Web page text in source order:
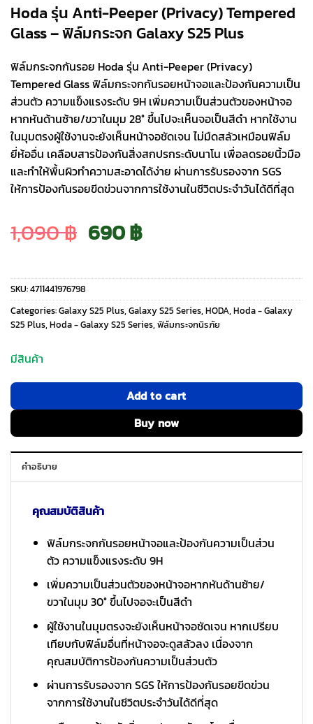
Hoda รุ่น Anti-Peeper (Privacy) Tempered
Glass – ฟิล์มกระจก Galaxy S25 Plus
ฟิล์มกระจกกันรอย Hoda รุ่น Anti-Peeper (Privacy)
Tempered Glass ฟิล์มกระจกกันรอยหน้าจอและป้องกันความเป็น
ส่วนตัว ความแข็งแรงระดับ 9H เพิ่มความเป็นส่วนตัวของหน้าจอ
หากหันด้านซ้าย/ขวาในมุม 28° ขึ้นไปจะเห็นจอเป็นสีดำ หากใช้งาน
ในมุมตรงผู้ใช้งานจะยังเห็นหน้าจอชัดเจน ไม่มืดสลัวเหมือนฟิล์ม
ยี่ห้ออื่น เคลือบสารป้องกันสิ่งสกปรกระดับนาโน เพื่อลดรอยนิ้วมือ
และทำให้พื้นผิวทำความสะอาดได้ง่าย ผ่านการรับรองจาก SGS
ให้การป้องกันรอยขีดข่วนจากการใช้งานในชีวิตประจำวันได้ดีที่สุด
1,090฿ Original
price
was:
690฿Current
price
is:
SKU:4711441976798
Categories:Galaxy S25 Plus, Galaxy S25 Series, HODA, Hoda - Galaxy
S25 Plus, Hoda - Galaxy S25 Series, ฟิล์มกระจกนิรภัย
มีสินค้า
Add to cart
Buy now
คำอธิบาย
คุณสมบัติสินค้า
ฟิล์มกระจกกันรอยหน้าจอและป้องกันความเป็นส่วน
ตัว ความแข็งแรงระดับ 9H
เพิ่มความเป็นส่วนตัวของหน้าจอหากหันด้านซ้าย/
ขวาในมุม 30° ขึ้นไปจอจะเป็นสีดำ
ผู้ใช้งานในมุมตรงจะยังเห็นหน้าจอชัดเจน หากเปรียบ
เทียบกับฟิล์มอื่นที่หน้าจอจะดูสลัวลง เนื่องจาก
คุณสมบัติการป้องกันความเป็นส่วนตัว
ผ่านการรับรองจาก SGS ให้การป้องกันรอยขีดข่วน
จากการใช้งานในชีวิตประจำวันได้ดีที่สุด